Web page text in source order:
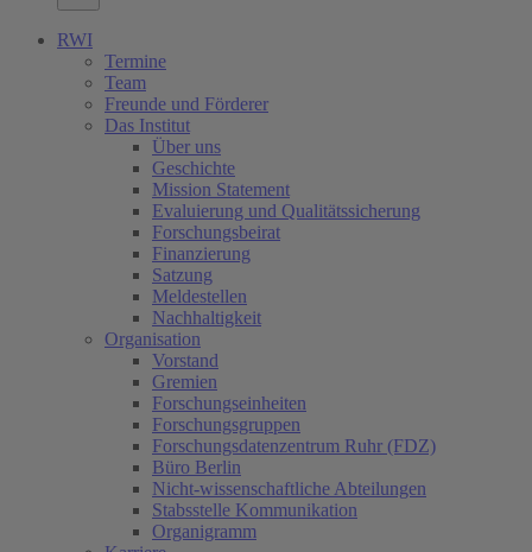
RWI
Termine
Team
Freunde und Förderer
Das Institut
Über uns
Geschichte
Mission Statement
Evaluierung und Qualitätssicherung
Forschungsbeirat
Finanzierung
Satzung
Meldestellen
Nachhaltigkeit
Organisation
Vorstand
Gremien
Forschungseinheiten
Forschungsgruppen
Forschungsdatenzentrum Ruhr (FDZ)
Büro Berlin
Nicht-wissenschaftliche Abteilungen
Stabsstelle Kommunikation
Organigramm